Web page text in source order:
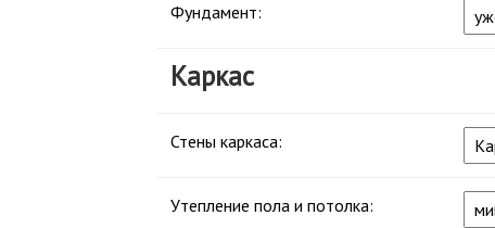
Фундамент:
Каркас
Стены каркаса:
Утепление пола и потолка: